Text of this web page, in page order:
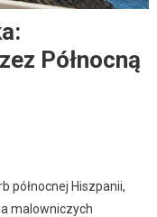
Północną
północnej Hiszpanii,
malowniczych